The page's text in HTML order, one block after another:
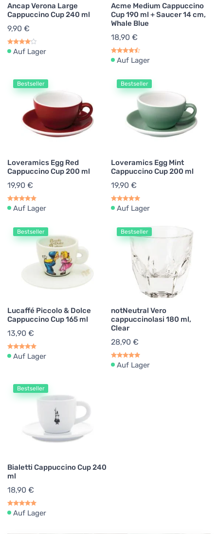
Ancap Verona Large
Cappuccino Cup 240 ml
9,90 €
Auf Lager
Acme Medium Cappuccino
Cup 190 ml + Saucer 14 cm,
Whale Blue
18,90 €
Auf Lager
Bestseller
Loveramics Egg Red
Cappuccino Cup 200 ml
19,90 €
Auf Lager
Bestseller
Loveramics Egg Mint
Cappuccino Cup 200 ml
19,90 €
Auf Lager
Bestseller
Lucaffé Piccolo & Dolce
Cappuccino Cup 165 ml
13,90 €
Auf Lager
Bestseller
notNeutral Vero
cappuccinolasi 180 ml,
Clear
28,90 €
Auf Lager
Bestseller
Bialetti Cappuccino Cup 240
ml
18,90 €
Auf Lager